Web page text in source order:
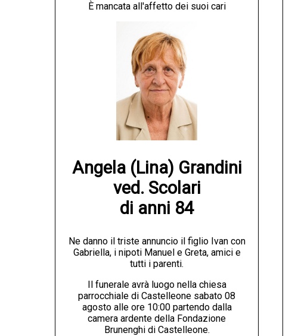
È mancata all'affetto dei suoi cari
Angela (Lina) Grandini
ved. Scolari
di anni 84
Ne danno il triste annuncio il figlio Ivan con
Gabriella, i nipoti Manuel e Greta, amici e
tutti i parenti.
Il funerale avrà luogo nella chiesa
parrocchiale di Castelleone sabato 08
agosto alle ore 10:00 partendo dalla
camera ardente della Fondazione
Brunenghi di Castelleone.